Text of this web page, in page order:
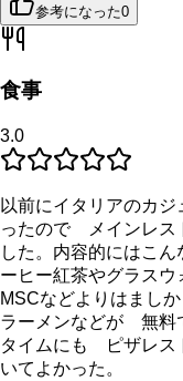
参考になった0
食事
3.0
以前にイタリアのカ
ったので メインレス
した。内容的にはこ
ーヒー紅茶やグラス
MSCなどよりはまし
ラーメンなどが 無料
タイムにも ピザレス
いてよかった。